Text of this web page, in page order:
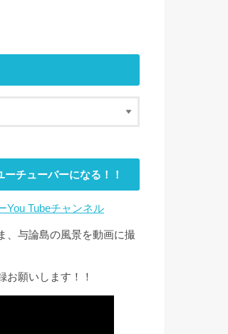
チューバーになる！！
You Tubeチャンネル
、与論島の風景を動画に撮
お願いします！！